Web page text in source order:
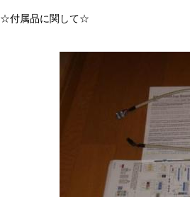
☆付属品に関して☆